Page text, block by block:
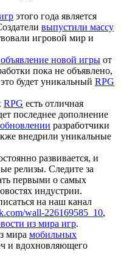
этого года является
выпустили массу
игровой мир и
новой игры от
пока не объявлено,
будет уникальный RPG
RPG есть отличная
последнее дополнение
разработчики
внедрили уникальные
развивается, и
релизы. Следите за
первыми о самых
индустрии.
на наш канал
wall-226169585_10,
из мира игр.
мира мобильных
и вдохновляющего